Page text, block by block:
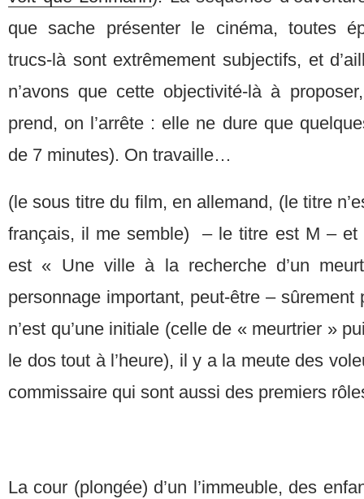
que sache présenter le cinéma, toutes
trucs-là sont extrêmement subjectifs, et
n’avons que cette objectivité-là à
prend, on l’arrête : elle ne dure que
de 7 minutes). On travaille…
(le sous titre du film, en allemand, (le titre
français, il me semble) – le titre est M – et
est « Une ville à la recherche d’un
personnage important, peut-être –
n’est qu’une initiale (celle de « meurtrier »
le dos tout à l’heure), il y a la meute des
commissaire qui sont aussi des premiers
La cour (plongée) d’un l’immeuble, des